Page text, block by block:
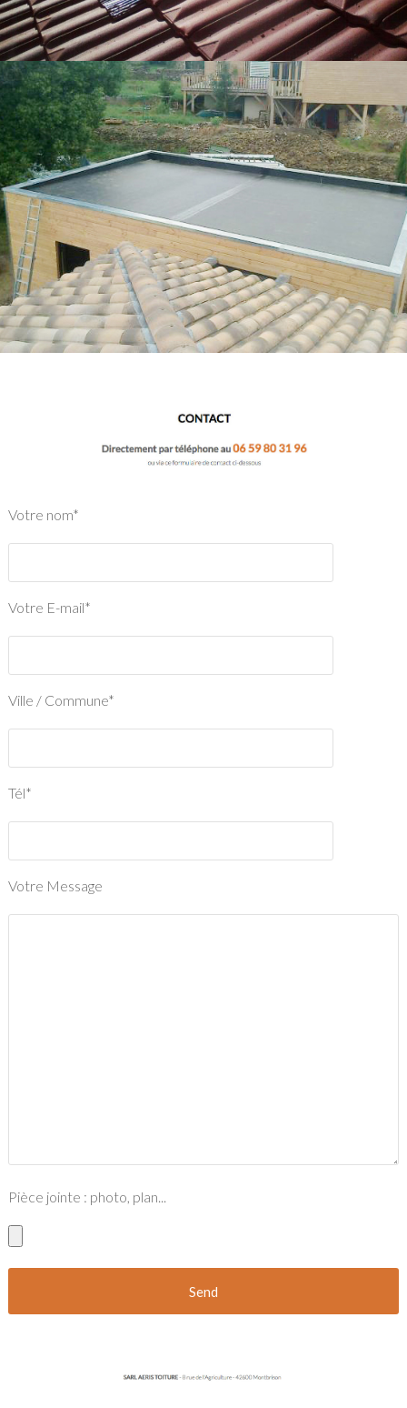
Votre nom*
Votre E-mail*
Ville / Commune*
Tél*
Votre Message
Pièce jointe : photo, plan...